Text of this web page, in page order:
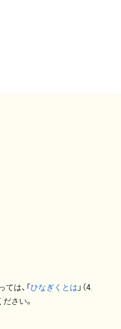
は、「ひなぎくとは 」（4.
さい。